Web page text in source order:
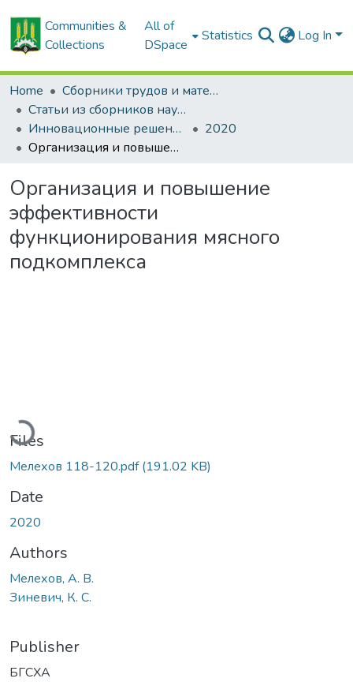
Communities &
Collections
All of
DSpace
Statistics Log In
Home
Сборники трудов и материалов конференций
Статьи из сборников научных трудов
Инновационные решения в технологиях и механизации сельскохозяйственного производства
2020
Организация и повышение эффективности функционирования мясного подкомплекса
Организация и повышение
эффективности
функционирования мясного
подкомплекса
Loading...
Files
Мелехов 118-120.pdf(191.02 KB)
Date
2020
Authors
Мелехов, А. В.
Зиневич, К. С.
Publisher
БГСХА